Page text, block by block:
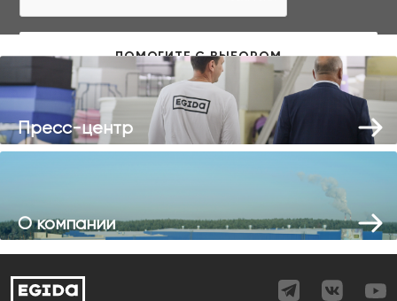
персональных данных
Пресс-центр
О компании